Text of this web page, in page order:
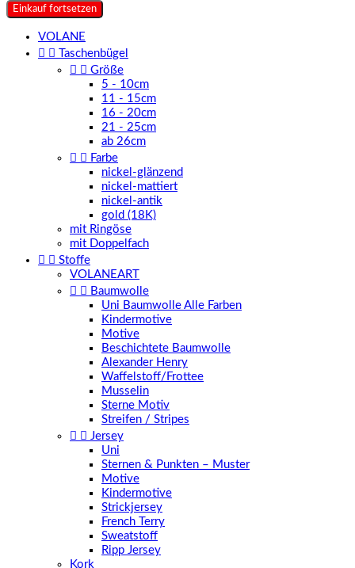
Einkauf fortsetzen
VOLANE
 
Taschenbügel
  Größe
5 - 10cm
11 - 15cm
16 - 20cm
21 - 25cm
ab 26cm
  Farbe
nickel-glänzend
nickel-mattiert
nickel-antik
gold (18K)
mit Ringöse
mit Doppelfach
  Stoffe
VOLANEART
  Baumwolle
Uni Baumwolle Alle Farben
Kindermotive
Motive
Beschichtete Baumwolle
Alexander Henry
Waffelstoff/Frottee
Musselin
Sterne Motiv
Streifen / Stripes
  Jersey
Uni
Sternen & Punkten – Muster
Motive
Kindermotive
Strickjersey
French Terry
Sweatstoff
Ripp Jersey
Kork